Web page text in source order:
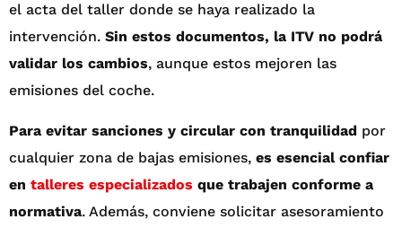
el acta del taller donde se haya realizado la
intervención. Sin estos documentos, la ITV no podrá
validar los cambios, aunque estos mejoren las
emisiones del coche.
Para evitar sanciones y circular con tranquilidad por
cualquier zona de bajas emisiones, es esencial confiar
en talleres especializados que trabajen conforme a
normativa. Además, conviene solicitar asesoramiento